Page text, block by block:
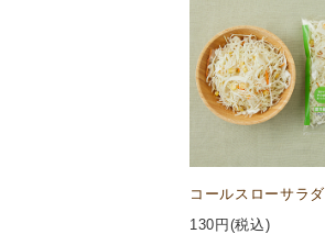
コールスローサラダ
130 円(税込)